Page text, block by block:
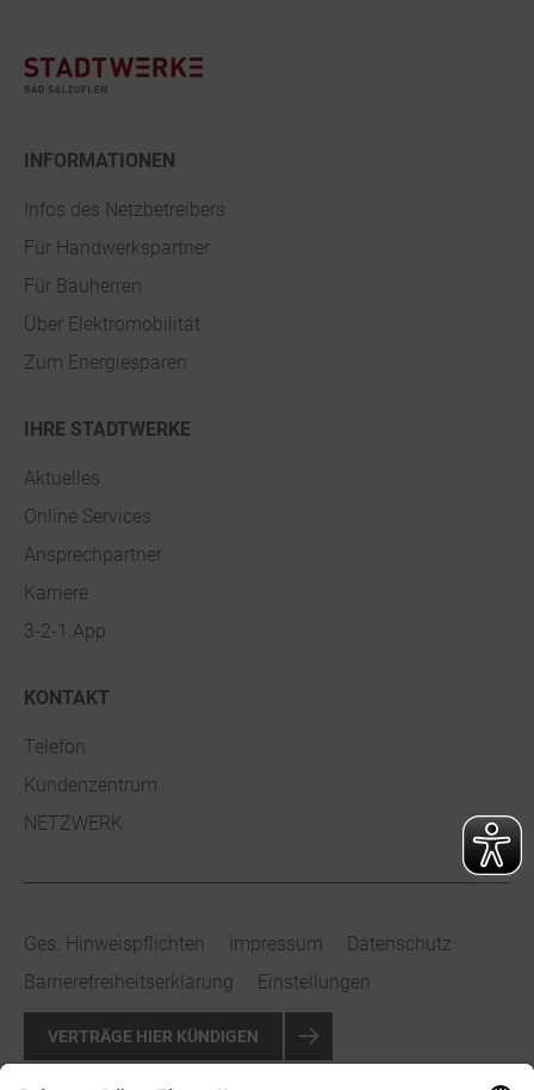
INFORMATIONEN
Infos des Netzbetreibers
Für Handwerkspartner
Für Bauherren
Über Elektromobilität
Zum Energiesparen
IHRE STADTWERKE
Aktuelles
Online Services
Ansprechpartner
Karriere
3-2-1.App
KONTAKT
Telefon
Kundenzentrum
NETZWERK
Ges. Hinweispflichten Impressum
Datenschutz
Barrierefreiheitserklärung
Einstellungen
VERTRÄGE HIER KÜNDIGEN